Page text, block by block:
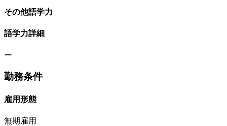
その他語学力
語学力詳細
ー
勤務条件
雇用形態
無期雇用